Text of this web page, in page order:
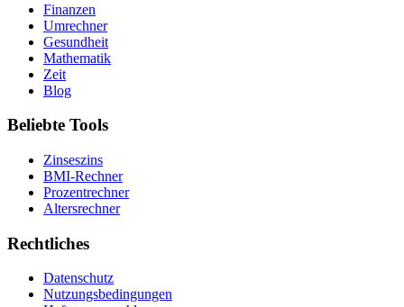
Finanzen
Umrechner
Gesundheit
Mathematik
Zeit
Blog
Beliebte Tools
Zinseszins
BMI-Rechner
Prozentrechner
Altersrechner
Rechtliches
Datenschutz
Nutzungsbedingungen